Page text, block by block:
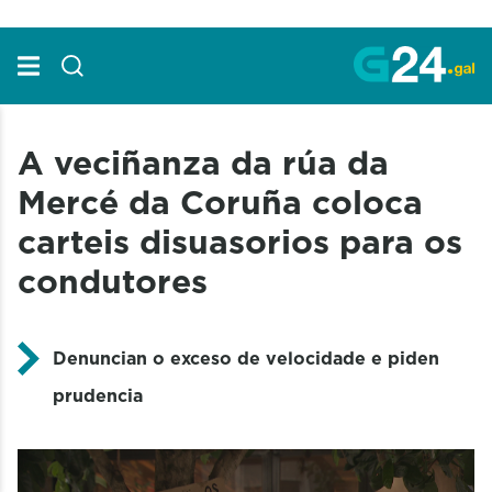
A veciñanza da rúa da
Mercé da Coruña coloca
carteis disuasorios para os
condutores
Denuncian o exceso de velocidade e piden
prudencia